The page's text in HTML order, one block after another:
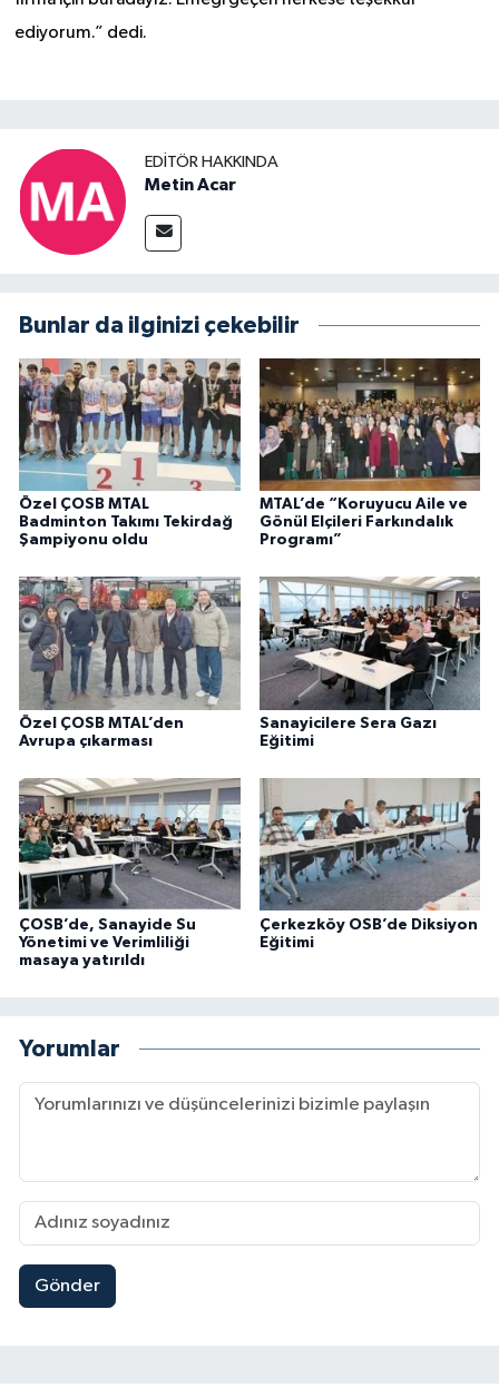
ediyorum.” dedi.
EDITÖR HAKKINDA
Metin Acar
Bunlar da ilginizi çekebilir
Özel ÇOSB MTAL
Badminton Takımı Tekirdağ
Şampiyonu oldu
MTAL’de “Koruyucu Aile ve
Gönül Elçileri Farkındalık
Programı”
Özel ÇOSB MTAL’den
Avrupa çıkarması
Sanayicilere Sera Gazı
Eğitimi
ÇOSB’de, Sanayide Su
Yönetimi ve Verimliliği
masaya yatırıldı
Çerkezköy OSB’de Diksiyon
Eğitimi
Yorumlar
Gönder